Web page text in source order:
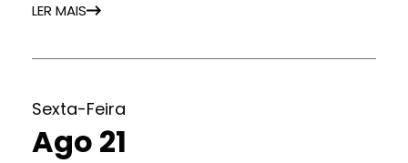
importantes instituições de ensino de Nova
A mostra convida o público a conhecer o legado
histórias e marcos que evidenciam sua
contribuição para a educação, a cultura e a
formação de gerações.
LER MAIS
Sexta-Feira
Ago 21